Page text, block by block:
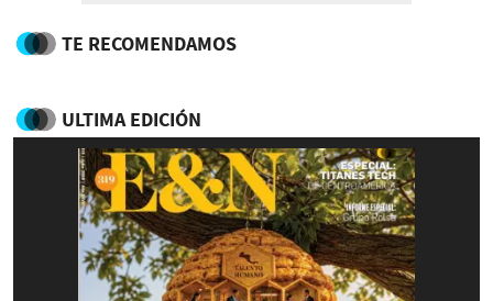
TE RECOMENDAMOS
ULTIMA EDICIÓN